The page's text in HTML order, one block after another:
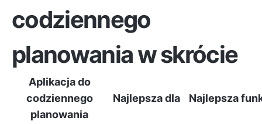
codziennego
planowania w skrócie
Aplikacja do
codziennego
planowania
Najlepsza dla Najlepsza